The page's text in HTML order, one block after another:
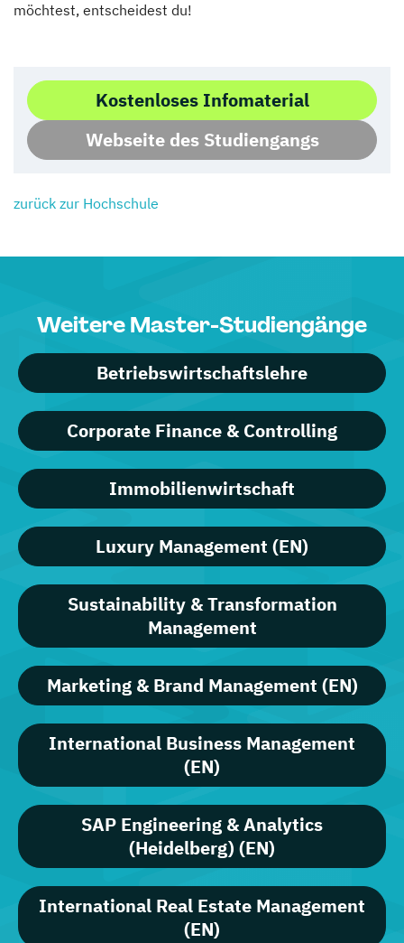
möchtest, entscheidest du!
Kostenloses Infomaterial
Webseite des Studiengangs
zurück zur Hochschule
Weitere Master-Studiengänge
Betriebswirtschaftslehre
Corporate Finance & Controlling
Immobilienwirtschaft
Luxury Management (EN)
Sustainability & Transformation
Management
Marketing & Brand Management (EN)
International Business Management
(EN)
SAP Engineering & Analytics
(Heidelberg) (EN)
International Real Estate Management
(EN)